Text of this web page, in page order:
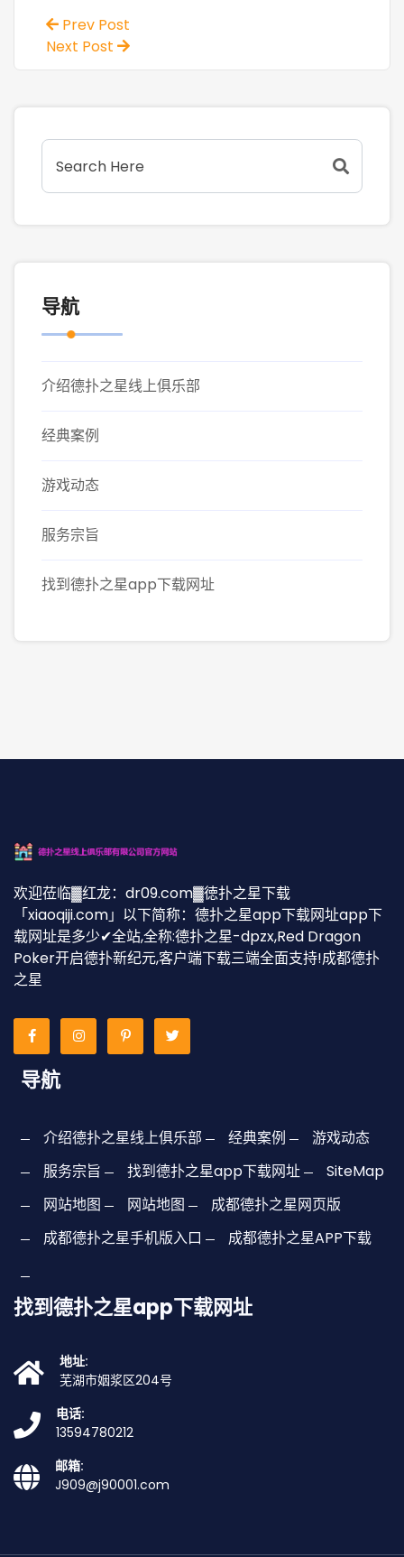
Prev Post
Next Post
导航
介绍德扑之星线上俱乐部
经典案例
游戏动态
服务宗旨
找到德扑之星app下载网址
欢迎莅临▓红龙：dr09.com▓徳扑之星下载
「xiaoqiji.com」以下简称：德扑之星app下载网址app下
载网址是多少✔全站,全称:德扑之星-dpzx,Red Dragon
Poker开启德扑新纪元,客户端下载三端全面支持!成都德扑
之星
导航
介绍德扑之星线上俱乐部 经典案例
游戏动态
服务宗旨
找到德扑之星app下载网址
SiteMap
网站地图
网站地图
成都德扑之星网页版
成都德扑之星手机版入口
成都德扑之星APP下载
找到德扑之星app下载网址
地址:
芜湖市姻浆区204号
电话:
13594780212
邮箱:
J909@j90001.com